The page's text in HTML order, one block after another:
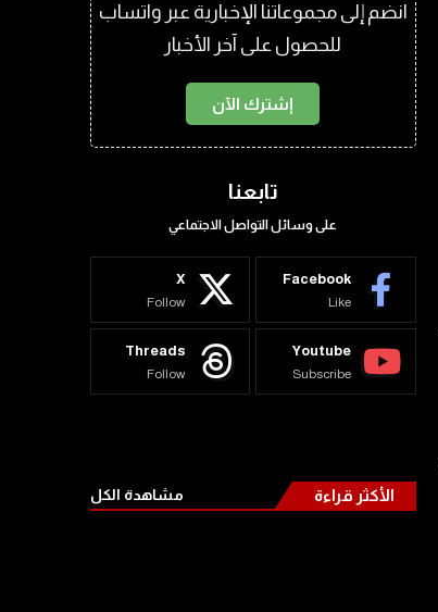
انضم إلى مجموعاتنا الإخبارية عبر واتساب
للحصول على آخر الأخبار
إشترك الآن
تابعنا
على وسائل التواصل الاجتماعي
Facebook
Like
X
Follow
Youtube
Subscribe
Threads
Follow
الأكثر قراءة مشاهدة الكل